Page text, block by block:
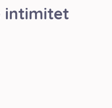
intimitet